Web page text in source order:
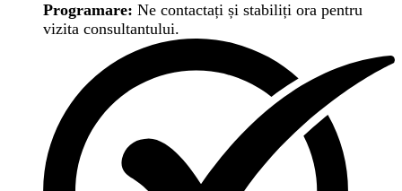
Programare: Ne contactați și stabiliți ora pentru
vizita consultantului.